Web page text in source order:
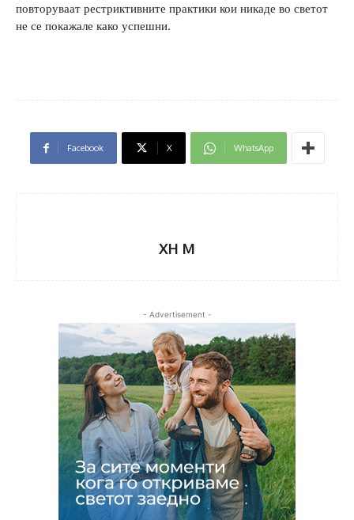
повторуваат рестриктивните практики кои никаде во светот
не се покажале како успешни.
Facebook X WhatsApp
XH M
- Advertisement -